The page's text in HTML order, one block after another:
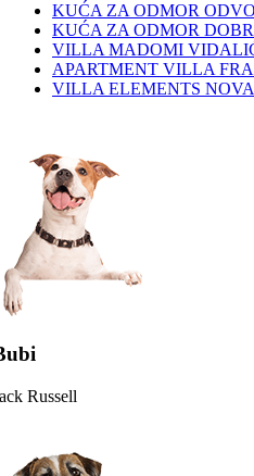
KUĆA ZA ODMOR
KUĆA ZA ODMOR
VILLA MADOMI
APARTMENT VILLA
VILLA ELEMENTS
Russell